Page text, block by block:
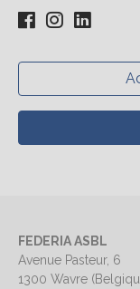
FEDERIA ASBL
Avenue Pasteur, 6
1300 Wavre